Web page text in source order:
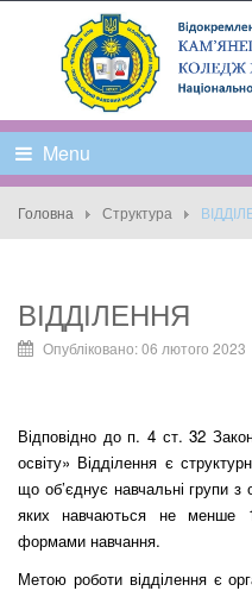
Menu
Головна Структура
ВІДДІЛЕННЯ
Опубліковано: 06 лютого 2023
Відповідно до п. 4 ст. 32
освіту» Відділення є
що об’єднує навчальні групи з
яких навчаються не менше
формами навчання.
Метою роботи відділення є